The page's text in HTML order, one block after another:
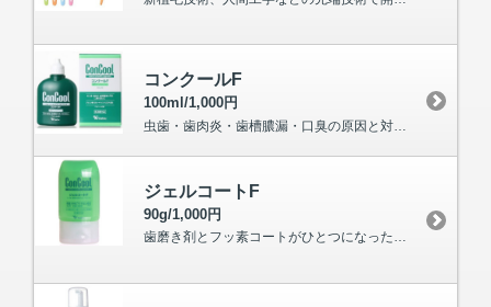
コンクールF
100ml/1,000円
ジェルコートF
90g/1,000円
歯磨き剤とフッ素コートがひとつになった！ 一歩進んだジェルタイプのウ蝕・歯周病予防歯磨きです。